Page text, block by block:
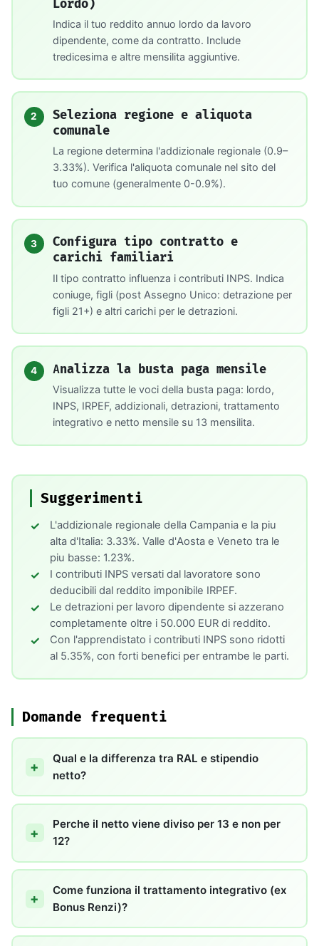
Lordo)
Indica il tuo reddito annuo lordo da lavoro
dipendente, come da contratto. Include
tredicesima e altre mensilita aggiuntive.
2
Seleziona regione e aliquota
comunale
La regione determina l'addizionale regionale (0.9–
3.33%). Verifica l'aliquota comunale nel sito del
tuo comune (generalmente 0-0.9%).
3
Configura tipo contratto e
carichi familiari
Il tipo contratto influenza i contributi INPS. Indica
coniuge, figli (post Assegno Unico: detrazione per
figli 21+) e altri carichi per le detrazioni.
4 Analizza la busta paga mensile
Visualizza tutte le voci della busta paga: lordo,
INPS, IRPEF, addizionali, detrazioni, trattamento
integrativo e netto mensile su 13 mensilita.
Suggerimenti
L'addizionale regionale della Campania e la piu
alta d'Italia: 3.33%. Valle d'Aosta e Veneto tra le
piu basse: 1.23%.
I contributi INPS versati dal lavoratore sono
deducibili dal reddito imponibile IRPEF.
Le detrazioni per lavoro dipendente si azzerano
completamente oltre i 50.000 EUR di reddito.
Con l'apprendistato i contributi INPS sono ridotti
al 5.35%, con forti benefici per entrambe le parti.
Domande frequenti
Qual e la differenza tra RAL e stipendio
netto?
Perche il netto viene diviso per 13 e non per
12?
Come funziona il trattamento integrativo (ex
Bonus Renzi)?